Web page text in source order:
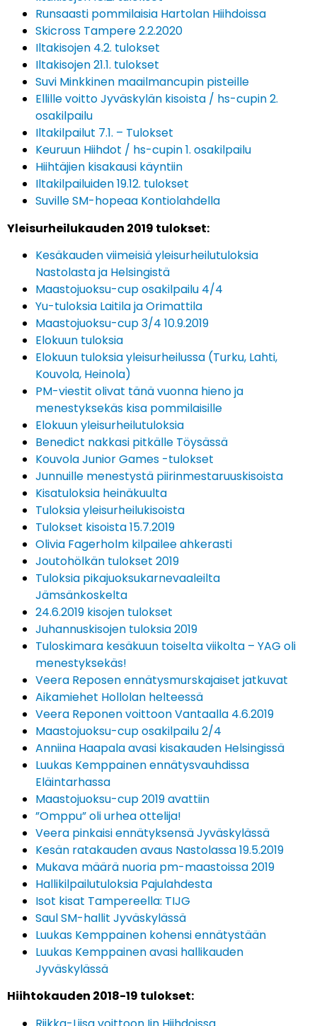
Runsaasti pommilaisia Hartolan Hiihdoissa
Skicross Tampere 2.2.2020
Iltakisojen 4.2. tulokset
Iltakisojen 21.1. tulokset
Suvi Minkkinen maailmancupin pisteille
Ellille voitto Jyväskylän kisoista / hs-cupin 2.
osakilpailu
Iltakilpailut 7.1. – Tulokset
Keuruun Hiihdot / hs-cupin 1. osakilpailu
Hiihtäjien kisakausi käyntiin
Iltakilpailuiden 19.12. tulokset
Suville SM-hopeaa Kontiolahdella
Yleisurheilukauden 2019 tulokset:
Kesäkauden viimeisiä yleisurheilutuloksia
Nastolasta ja Helsingistä
Maastojuoksu-cup osakilpailu 4/4
Yu-tuloksia Laitila ja Orimattila
Maastojuoksu-cup 3/4 10.9.2019
Elokuun tuloksia
Elokuun tuloksia yleisurheilussa (Turku, Lahti,
Kouvola, Heinola)
PM-viestit olivat tänä vuonna hieno ja
menestyksekäs kisa pommilaisille
Elokuun yleisurheilutuloksia
Benedict nakkasi pitkälle Töysässä
Kouvola Junior Games -tulokset
Junnuille menestystä piirinmestaruuskisoista
Kisatuloksia heinäkuulta
Tuloksia yleisurheilukisoista
Tulokset kisoista 15.7.2019
Olivia Fagerholm kilpailee ahkerasti
Joutohölkän tulokset 2019
Tuloksia pikajuoksukarnevaaleilta
Jämsänkoskelta
24.6.2019 kisojen tulokset
Juhannuskisojen tuloksia 2019
Tuloskimara kesäkuun toiselta viikolta – YAG oli
menestyksekäs!
Veera Reposen ennätysmurskajaiset jatkuvat
Aikamiehet Hollolan helteessä
Veera Reponen voittoon Vantaalla 4.6.2019
Maastojuoksu-cup osakilpailu 2/4
Anniina Haapala avasi kisakauden Helsingissä
Luukas Kemppainen ennätysvauhdissa
Eläintarhassa
Maastojuoksu-cup 2019 avattiin
”Omppu” oli urhea ottelija!
Veera pinkaisi ennätyksensä Jyväskylässä
Kesän ratakauden avaus Nastolassa 19.5.2019
Mukava määrä nuoria pm-maastoissa 2019
Hallikilpailutuloksia Pajulahdesta
Isot kisat Tampereella: TIJG
Saul SM-hallit Jyväskylässä
Luukas Kemppainen kohensi ennätystään
Luukas Kemppainen avasi hallikauden
Jyväskylässä
Hiihtokauden 2018-19 tulokset: